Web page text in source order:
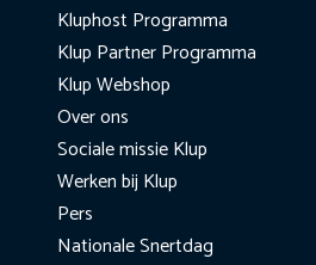
Kluphost Programma
Klup Partner Programma
Klup Webshop
Over ons
Sociale missie Klup
Werken bij Klup
Pers
Nationale Snertdag